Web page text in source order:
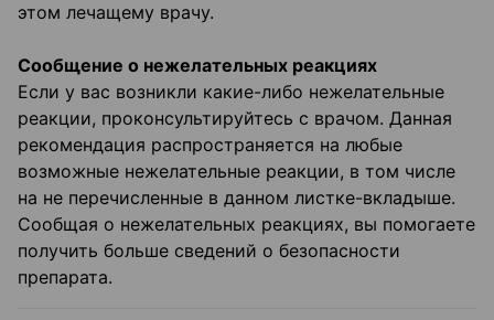
этом лечащему врачу.
Сообщение о нежелательных реакциях
Если у вас возникли какие-либо нежелательные
реакции, проконсультируйтесь с врачом. Данная
рекомендация распространяется на любые
возможные нежелательные реакции, в том числе
на не перечисленные в данном листке-вкладыше.
Сообщая о нежелательных реакциях, вы помогаете
получить больше сведений о безопасности
препарата.